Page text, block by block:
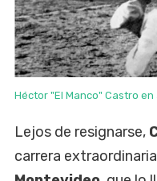
Héctor "El Manco" Castro en
Lejos de resignarse,
carrera